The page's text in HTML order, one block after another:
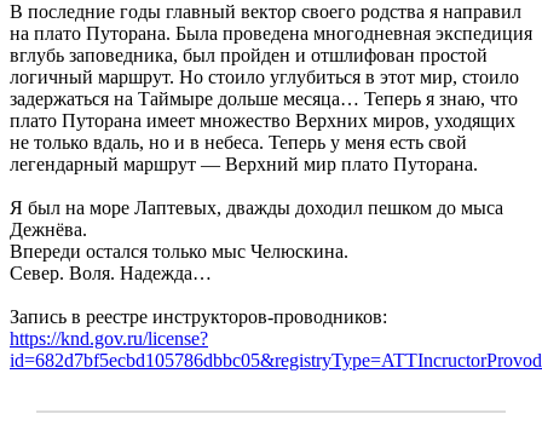
В последние годы главный вектор своего родства я направил
на плато Путорана. Была проведена многодневная экспедиция
вглубь заповедника, был пройден и отшлифован простой
логичный маршрут. Но стоило углубиться в этот мир, стоило
задержаться на Таймыре дольше месяца… Теперь я знаю, что
плато Путорана имеет множество Верхних миров, уходящих
не только вдаль, но и в небеса. Теперь у меня есть свой
легендарный маршрут — Верхний мир плато Путорана.
Я был на море Лаптевых, дважды доходил пешком до мыса
Дежнёва.
Впереди остался только мыс Челюскина.
Север. Воля. Надежда…
Запись в реестре инструкторов-проводников:
https://knd.gov.ru/license?